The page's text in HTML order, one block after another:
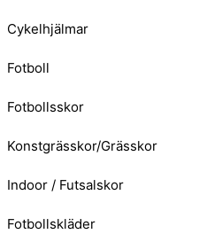
Cykelhjälmar
Fotboll
Fotbollsskor
Konstgrässkor/Grässkor
Indoor / Futsalskor
Fotbollskläder